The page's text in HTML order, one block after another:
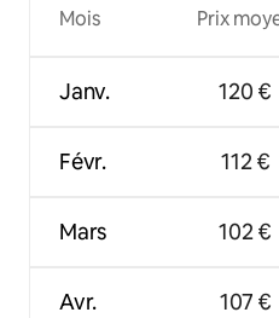
Mois
Janv.
Févr.
Mars
Avr.
Prix
120 €
112 €
102 €
107 €